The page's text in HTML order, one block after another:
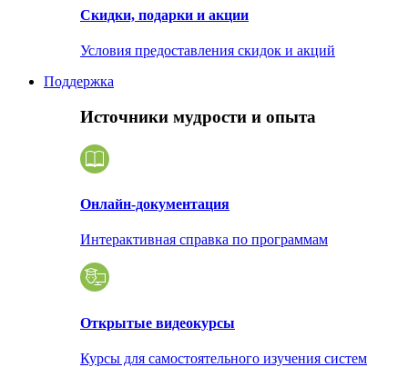
Скидки, подарки и акции
Условия предоставления скидок и акций
Поддержка
Источники мудрости и опыта
Онлайн-документация
Интерактивная справка по программам
Открытые видеокурсы
Курсы для самостоятельного изучения систем